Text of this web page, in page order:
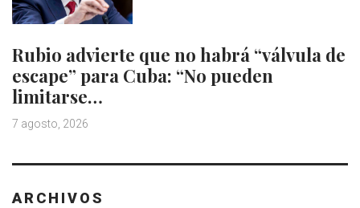
Rubio advierte que no habrá “válvula de
escape” para Cuba: “No pueden
limitarse…
7 agosto, 2026
ARCHIVOS